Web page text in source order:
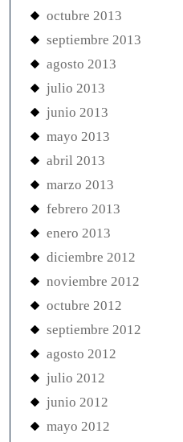
octubre 2013
septiembre 2013
agosto 2013
julio 2013
junio 2013
mayo 2013
abril 2013
marzo 2013
febrero 2013
enero 2013
diciembre 2012
noviembre 2012
octubre 2012
septiembre 2012
agosto 2012
julio 2012
junio 2012
mayo 2012